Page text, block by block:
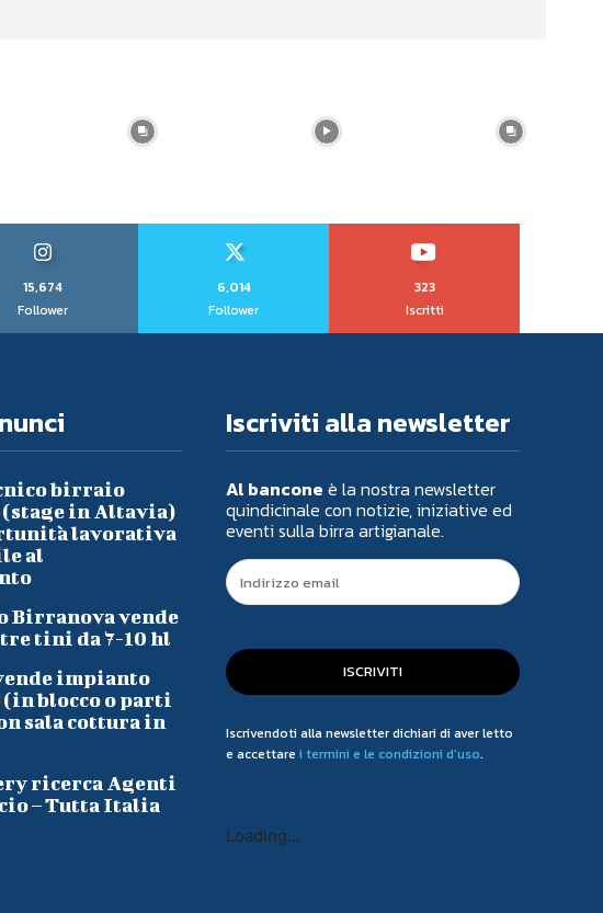
15,674
Follower
6,014
Follower
323
Iscritti
birraio
in Altavia)
lavorativa
al
vende
tini da 7-10 hl
impianto
blocco o parti
sala cottura in
ricerca Agenti
– Tutta Italia
Iscriviti alla newsletter
Al bancone è la nostra newsletter
quindicinale con notizie, iniziative ed
eventi sulla birra artigianale.
ISCRIVITI
Iscrivendoti alla newsletter dichiari di aver letto
e accettare i termini e le condizioni d'uso.
Loading...